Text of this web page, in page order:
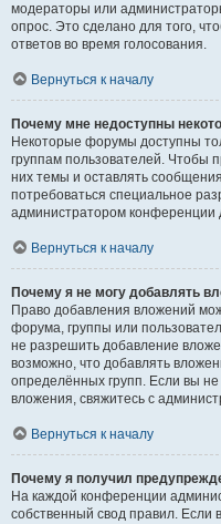
модераторы или
опрос. Это сделано для того,
ответов во время голосования.
Вернуться к началу
Почему мне недоступны
Некоторые форумы доступны
группам пользователей. Чтобы
них темы и оставлять
потребоваться специальное
администратором конференции
Вернуться к началу
Почему я не могу добавлять
Право добавления вложений
форума, группы или
не разрешить добавление
возможно, что добавлять
определённых групп. Если вы
вложения, свяжитесь с
Вернуться к началу
Почему я получил
На каждой конференции
собственный свод правил.